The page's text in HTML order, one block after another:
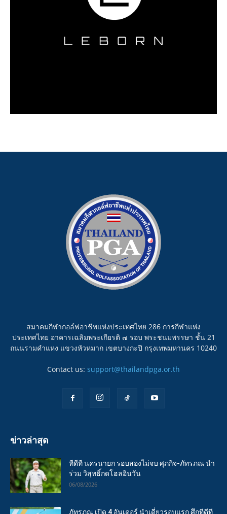
สมาคมกีฬากอล์ฟอาชีพแห่งประเทศไทย 286 การกีฬาแห่ง
ประเทศไทย อาคารเฉลิมพระเกียรติ ๗ รอบ พระชนมพรรษา ชั้น 21
ถนนรามคำแหง แขวงหัวหมาก เขตบางกะปิ กรุงเทพมหานคร 10240
Contact us: support@thailandpga.or.th
ข่าวล่าสุด
ทีดีที นครนายก รอบสองไม่จบ ศุภกิจ-ภัทรภณ นำ
ร่วม วิสุทธิ์กดโฮลอินวัน
06/08/2026
ภัทรภณ เปิด 4 อันเดอร์ นำเดี่ยวรอบแรก ศึกทีดีที